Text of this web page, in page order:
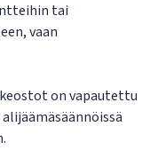
tai
vaan
on vapautettu